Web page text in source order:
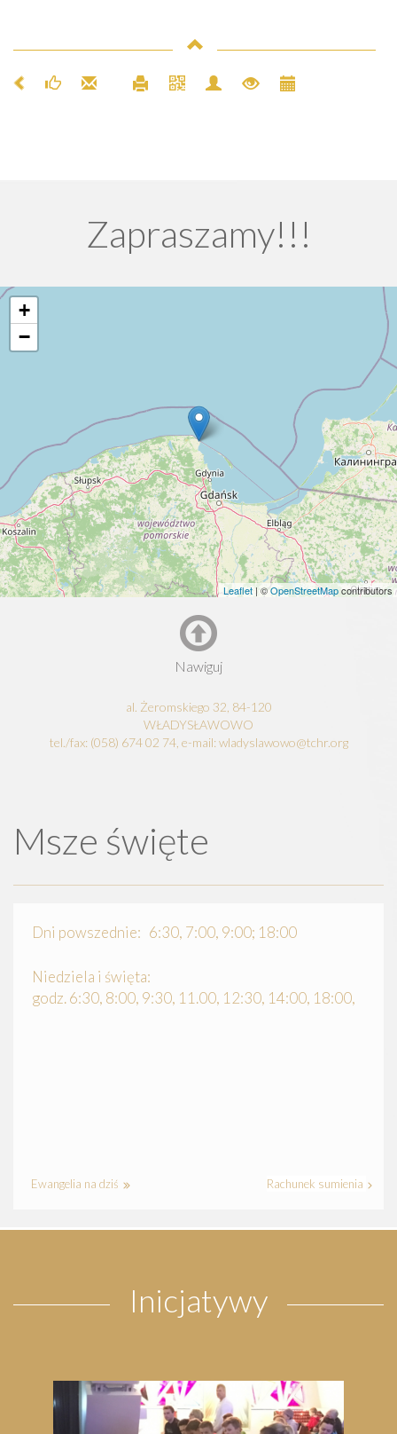
Zapraszamy!!!
+
−
Leaflet | ©OpenStreetMapcontributors
Nawiguj
al. Żeromskiego 32, 84-120
WŁADYSŁAWOWO
tel./fax: (058) 674 02 74, e-mail: wladyslawowo@tchr.org
Msze święte
Dni powszednie: 6:30, 7:00, 9:00; 18:00
Niedziela i święta:
godz. 6:30, 8:00, 9:30, 11.00, 12:30, 14:00, 18:00,
Ewangelia na dziś Rachunek sumienia
Inicjatywy